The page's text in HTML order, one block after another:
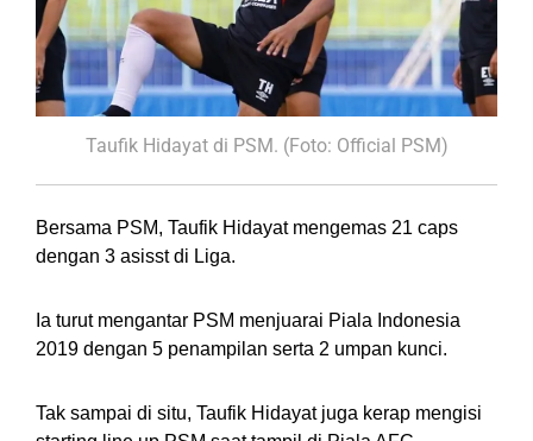
Taufik Hidayat di PSM. (Foto: Official PSM)
Bersama PSM, Taufik Hidayat mengemas 21 caps
dengan 3 asisst di Liga.
Ia turut mengantar PSM menjuarai Piala Indonesia
2019 dengan 5 penampilan serta 2 umpan kunci.
Tak sampai di situ, Taufik Hidayat juga kerap mengisi